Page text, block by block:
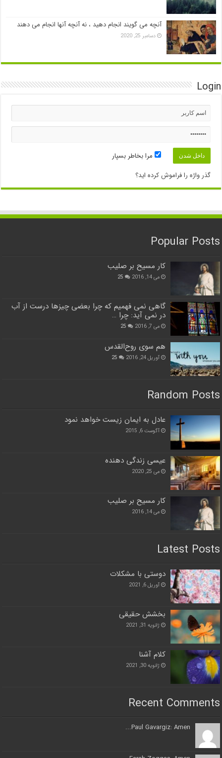
آنچه می گویند انجام دهید ، نه آنچه آنها انجام می دهند
دسامبر 25, 2020
Login
مرا بخاطر بسپار
گذر واژه را فراموش کرده اید؟
Popular Posts
کار مسیح بر صلیب
می 14, 2016 25
گاهی نمی فهمیم که چرا بعضی چیزها درست از آب
در نمی آید: چرا …
می 7, 2016 25
هم سوی روح‌القدس
آوریل 24, 2016 25
Random Posts
عادل به ايمان زيست خواهد نمود
آگوست 6, 2015
عیسی زندگی دهنده
می 25, 2020
کار مسیح بر صلیب
می 14, 2016
Latest Posts
دوستی با مشکلات
آوریل 6, 2021
بخشش حقیقی
ژانویه 31, 2021
کلام آشنا
ژانویه 30, 2021
Recent Comments
Paul Gavargiz: Amen...